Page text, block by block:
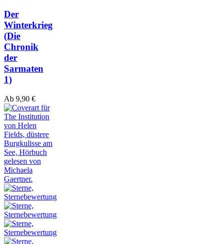
Der
Winterkrieg
(Die
Chronik
der
Sarmaten
1)
Ab 9,90 €